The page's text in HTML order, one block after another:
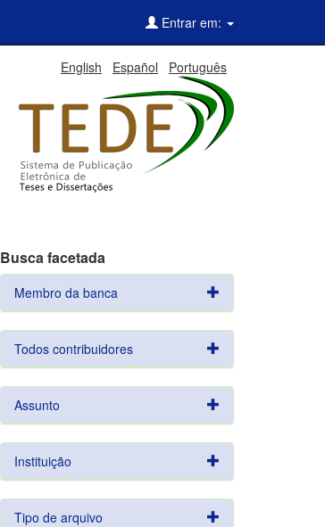
Entrar em:
English Español Português
Busca facetada
Membro da banca
Todos contribuidores
Assunto
Instituição
Tipo de arquivo